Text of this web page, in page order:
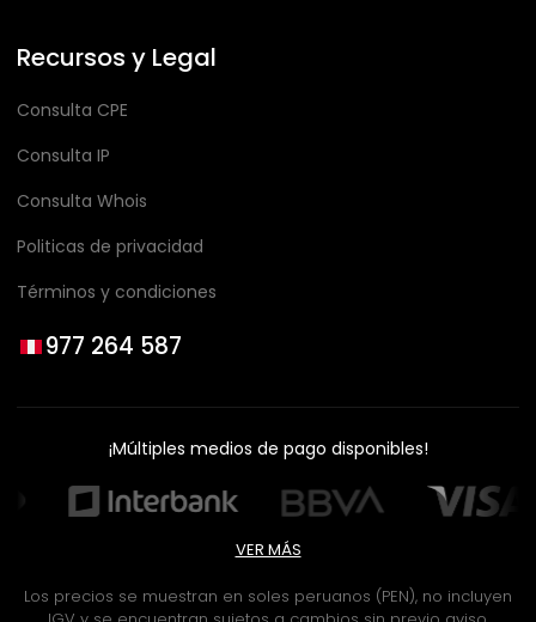
Recursos y Legal
Consulta CPE
Consulta IP
Consulta Whois
Politicas de privacidad
Términos y condiciones
977 264 587
¡Múltiples medios de pago disponibles!
VER MÁS
Los precios se muestran en soles peruanos (PEN), no incluyen